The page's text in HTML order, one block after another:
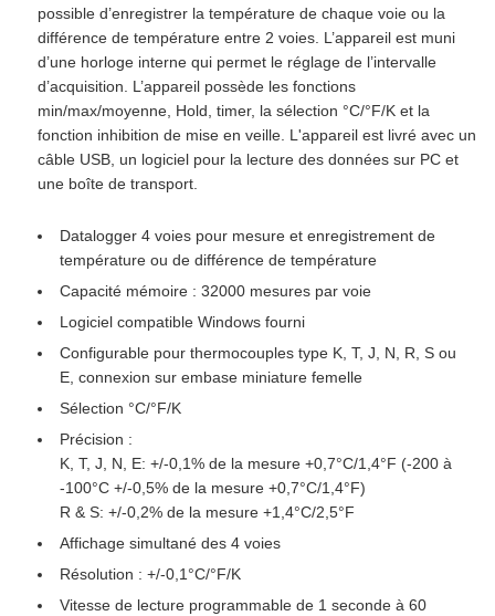
possible d’enregistrer la température de chaque voie ou la
différence de température entre 2 voies. L’appareil est muni
d’une horloge interne qui permet le réglage de l’intervalle
d’acquisition. L’appareil possède les fonctions
min/max/moyenne, Hold, timer, la sélection °C/°F/K et la
fonction inhibition de mise en veille. L'appareil est livré avec un
câble USB, un logiciel pour la lecture des données sur PC et
une boîte de transport.
Datalogger 4 voies pour mesure et enregistrement de
température ou de différence de température
Capacité mémoire : 32000 mesures par voie
Logiciel compatible Windows fourni
Configurable pour thermocouples type K, T, J, N, R, S ou
E, connexion sur embase miniature femelle
Sélection °C/°F/K
Précision :
K, T, J, N, E: +/-0,1% de la mesure +0,7°C/1,4°F (-200 à
-100°C +/-0,5% de la mesure +0,7°C/1,4°F)
R & S: +/-0,2% de la mesure +1,4°C/2,5°F
Affichage simultané des 4 voies
Résolution : +/-0,1°C/°F/K
Vitesse de lecture programmable de 1 seconde à 60